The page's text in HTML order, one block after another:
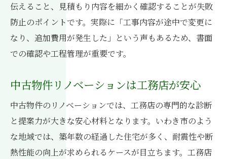
伝えること、見積もり内容を細かく確認することが失敗
防止のポイントです。実際に「工事内容が途中で変更に
なり、追加費用が発生した」という声もあるため、書面
での確認や工程管理が重要です。
中古物件リノベーションは工務店が安心
中古物件のリノベーションでは、工務店の専門的な診断
と提案力が大きな安心材料となります。いわき市のよう
な地域では、築年数の経過した住宅が多く、耐震性や断
熱性能の向上が求められるケースが目立ちます。工務店